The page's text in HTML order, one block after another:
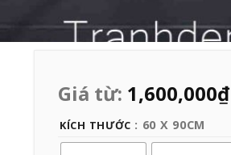
Giá từ: 1,600,000₫
KÍCH THƯỚC : 60 X 90CM